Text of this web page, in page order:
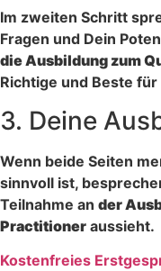
Im zweiten Schritt
Fragen und Dein
die Ausbildung zum
Richtige und Beste für
3. Deine
Wenn beide Seiten
sinnvoll ist,
Teilnahme an der
Practitioner aussieht.
Kostenfreies